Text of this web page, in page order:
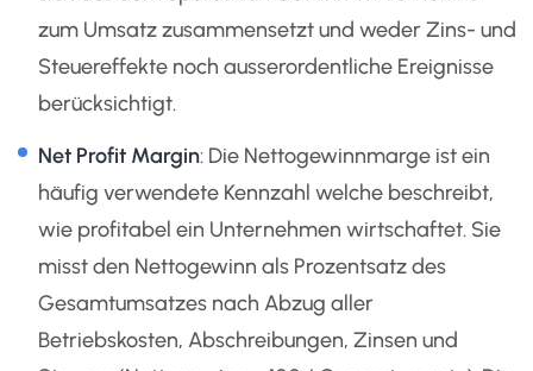
zum Umsatz zusammensetzt und weder Zins- und
Steuereffekte noch ausserordentliche Ereignisse
berücksichtigt.
Net Profit Margin: Die Nettogewinnmarge ist ein
häufig verwendete Kennzahl welche beschreibt,
wie profitabel ein Unternehmen wirtschaftet. Sie
misst den Nettogewinn als Prozentsatz des
Gesamtumsatzes nach Abzug aller
Betriebskosten, Abschreibungen, Zinsen und